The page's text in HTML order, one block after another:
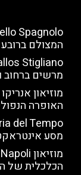
המצולם
מרשים ברחוב
מוזיאון
האופרה
מסע
הכלכלית של